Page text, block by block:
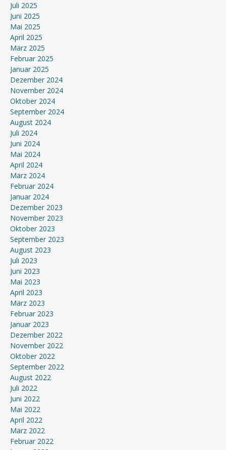
Juli 2025
Juni 2025
Mai 2025
April 2025
März 2025
Februar 2025
Januar 2025
Dezember 2024
November 2024
Oktober 2024
September 2024
August 2024
Juli 2024
Juni 2024
Mai 2024
April 2024
März 2024
Februar 2024
Januar 2024
Dezember 2023
November 2023
Oktober 2023
September 2023
August 2023
Juli 2023
Juni 2023
Mai 2023
April 2023
März 2023
Februar 2023
Januar 2023
Dezember 2022
November 2022
Oktober 2022
September 2022
August 2022
Juli 2022
Juni 2022
Mai 2022
April 2022
März 2022
Februar 2022